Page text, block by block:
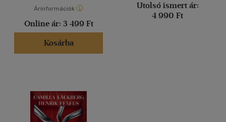
Árinformációk
Online ár: 3 499 Ft
Kosárba
Utolsó ismert ár:
4 990 Ft